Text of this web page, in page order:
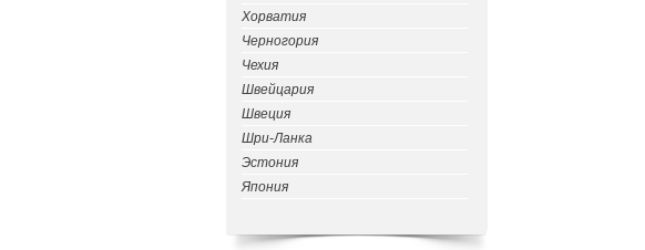
Хорватия
Черногория
Чехия
Швейцария
Швеция
Шри-Ланка
Эстония
Япония